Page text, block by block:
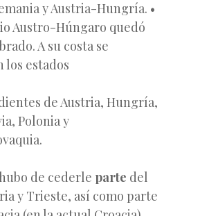
y Austria-Hungría. •
Austro-Húngaro quedó
A su costa se
los estados
de Austria, Hungría,
Poloniay
de cederle parte del
y Trieste, así como parte